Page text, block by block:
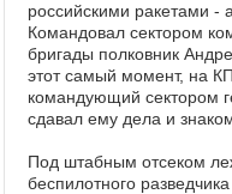
российскими ракетами -
Командовал сектором
бригады полковник
этот самый момент, на
командующий сектором
сдавал ему дела и
Под штабным отсеком
беспилотного